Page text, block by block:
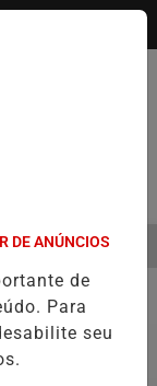
WELTON
MENU
DE ANÚNCIOS
de
Para
seu